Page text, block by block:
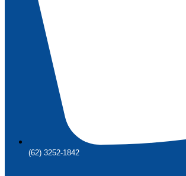
(62) 3252-1842